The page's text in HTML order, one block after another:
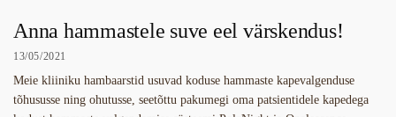
Anna hammastele suve eel värskendus!
13/05/2021
Meie kliiniku hambaarstid usuvad koduse hammaste kapevalgenduse
tõhususse ning ohutusse, seetõttu pakumegi oma patsientidele kapedega